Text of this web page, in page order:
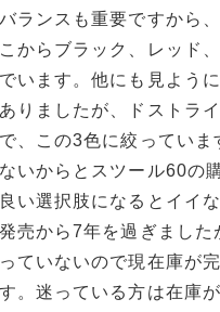
ランスも重要ですから
からブラック、レッド
います。他にも見よう
りましたが、ドストラ
、この3色に絞っていま
いからとスツール60の
い選択肢になるとイイ
売から7年を過ぎました
ていないので現在庫が
。迷っている方は在庫